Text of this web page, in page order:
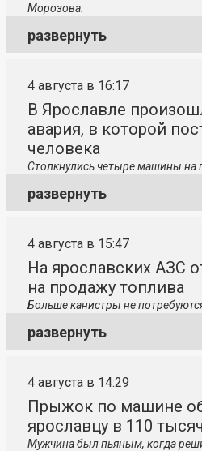
Морозова.
развернуть
4 августа в 16:17
В Ярославле
авария, в которой
человека
Столкнулись четыре машины на
развернуть
4 августа в 15:47
На ярославских АЗС
на продажу топлива
Больше канистры не
развернуть
4 августа в 14:29
Прыжок по машине
ярославцу в 110 тысяч
Мужчина был пьяным, когда